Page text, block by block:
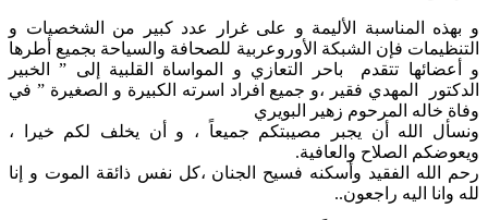
و بهذه المناسبة الأليمة و على غرار عدد كبير من الشخصيات و
التنظيمات فإن الشبكة الأوروعربية للصحافة والسياحة بجميع أطرها
و أعضائها تتقدم باحر التعازي و المواساة القلبية إلى ” الخبير
الدكتور المهدي فقير ،و جميع افراد اسرته الكبيرة و الصغيرة ” في
وفاة خاله المرحوم زهير البويري
ونسأل الله أن يجبر مصيبتكم جميعاً ، و أن يخلف لكم خيرا ،
ويعوضكم الصلاح والعافية.
رحم الله الفقيد وأسكنه فسيح الجنان ،كل نفس ذائقة الموت و إنا
لله وانا اليه راجعون..